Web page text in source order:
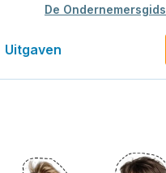
De Ondernemersgids
Uitgaven